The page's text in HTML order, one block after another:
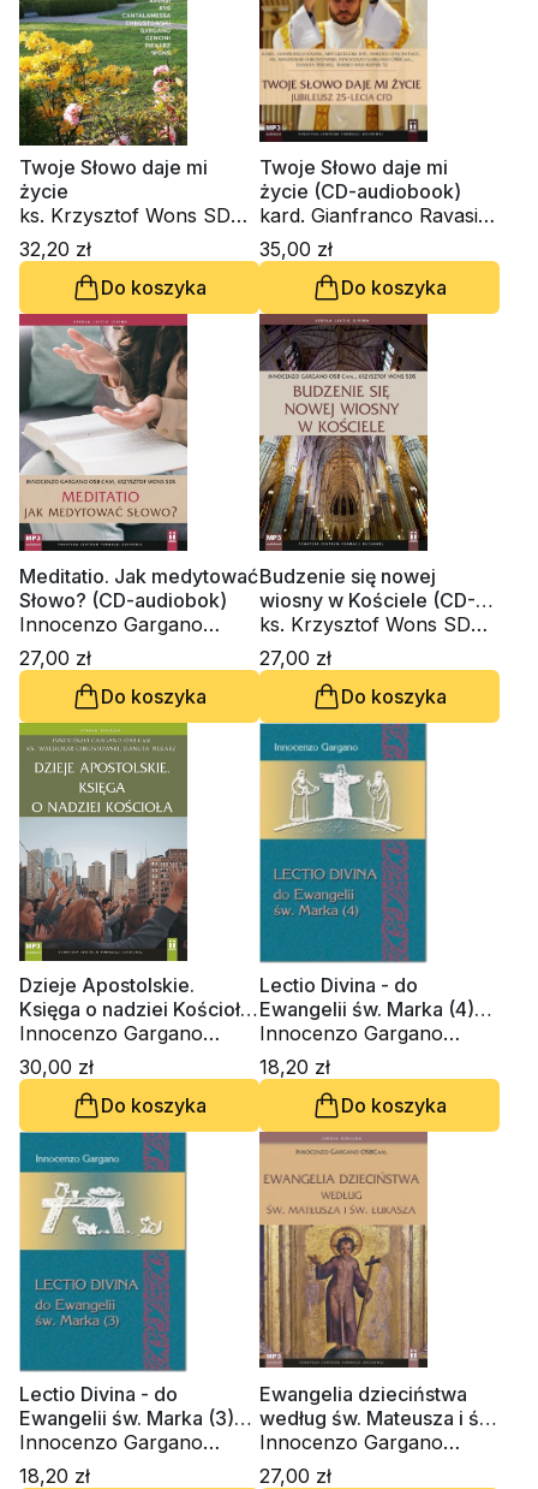
Twoje Słowo daje mi
życie
ks. Krzysztof Wons SDS,
kard. Gianfranco Ravasi,
kardynał Grzegorz Ryś, o.
Raniero Cantalamessa
OFM Cap., ks. Waldemar
Chrostowski, Innocenzo
Gargano OSBCam.,
Amedeo Cencini FdCC,
Danuta Piekarz
32,20 zł
Do koszyka
Twoje Słowo daje mi
życie (CD-audiobook)
kard. Gianfranco Ravasi,
kardynał Grzegorz Ryś,
Amedeo Cencini FdCC, ks.
Waldemar Chrostowski,
Innocenzo Gargano
OSBCam., Danuta
Piekarz, Marko Ivan
Rupnik SJ
35,00 zł
Do koszyka
Meditatio. Jak medytować
Słowo? (CD-audiobok)
Innocenzo Gargano
OSBCam., ks. Krzysztof
Wons SDS
27,00 zł
Do koszyka
Budzenie się nowej
wiosny w Kościele (CD-
audiobook)
ks. Krzysztof Wons SDS,
Innocenzo Gargano
OSBCam.
27,00 zł
Do koszyka
Dzieje Apostolskie.
Księga o nadziei Kościoła
(CD- audiobook)
Innocenzo Gargano
OSBCam., ks. Waldemar
Chrostowski, Danuta
Piekarz
30,00 zł
Do koszyka
Lectio Divina - do
Ewangelii św. Marka (4)
(Tom 33)
Innocenzo Gargano
OSBCam.
18,20 zł
Do koszyka
Lectio Divina - do
Ewangelii św. Marka (3)
(Tom 32)
Innocenzo Gargano
OSBCam.
18,20 zł
Ewangelia dzieciństwa
według św. Mateusza i św.
Łukasza (CD-audiobook)
Innocenzo Gargano
OSBCam.
27,00 zł